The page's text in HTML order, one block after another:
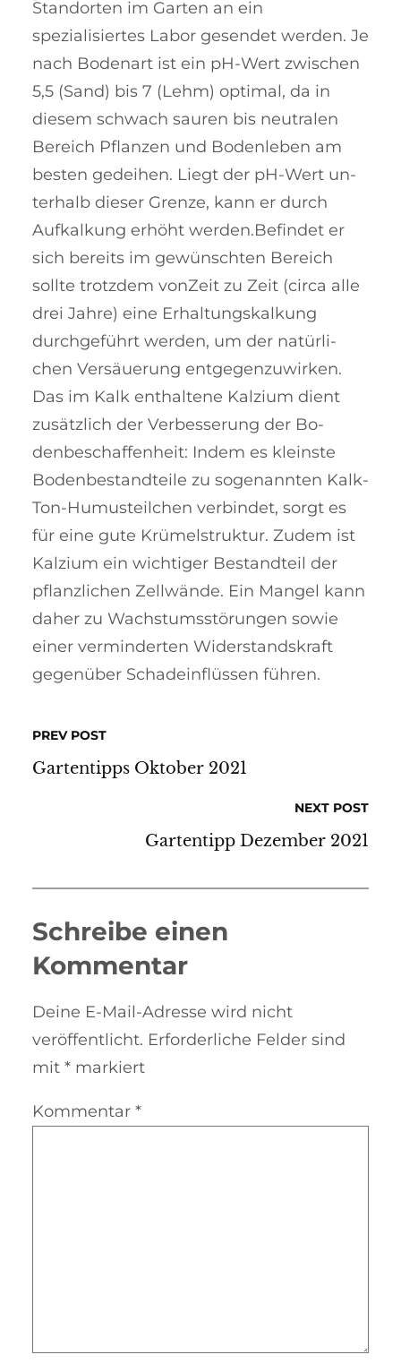
Standorten im Garten an ein
spezialisiertes Labor gesendet werden. Je
nach Bodenart ist ein pH-Wert zwischen
5,5 (Sand) bis 7 (Lehm) opti­mal, da in
diesem schwach sauren bis neutralen
Bereich Pflanzen und Bodenleben am
besten gedeihen. Liegt der pH-Wert un­
terhalb dieser Grenze, kann er durch
Aufkalkung er­höht wer­den.Befindet er
sich bereits im gewünschten Be­reich
sollte trotz­dem vonZeit zu Zeit (cir­ca alle
drei Jah­re) eine Erhal­tungs­kalkung
durch­geführt wer­den, um der na­tür­li­
chen Versäuerung entgegen­zuwir­ken.
Das im Kalk enthal­tene Kal­zium dient
zu­sätzlich der Ver­bes­se­rung der Bo­
denbe­schaf­fen­heit: Indem es klein­ste
Boden­be­stand­teile zu so­ge­­nann­ten Kalk-
Ton-Hu­mus­­teil­chen ver­bindet, sorgt es
für eine gute Krü­mel­­struk­tur. Zu­­dem ist
Kal­zium ein wichtiger Be­standteil der
pflanz­li­chen Zellwän­de. Ein Man­gel kann
daher zu Wachs­tums­störungen so­wie
einer ver­min­derten Widerstands­kraft
gegen­ü­ber Schad­ein­flüssen füh­ren.­
PREV POST
Gartentipps Oktober 2021
NEXT POST
Gartentipp Dezember 2021
Schreibe einen
Kommentar
Deine E-Mail-Adresse wird nicht
veröffentlicht. Erforderliche Felder sind
mit * markiert
Kommentar *